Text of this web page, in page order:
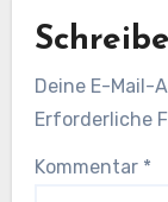
Deine E-Mail-
Erforderliche
Kommentar *